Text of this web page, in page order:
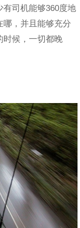
司机能够360度地
哪，并且能够充分
时候，一切都晚